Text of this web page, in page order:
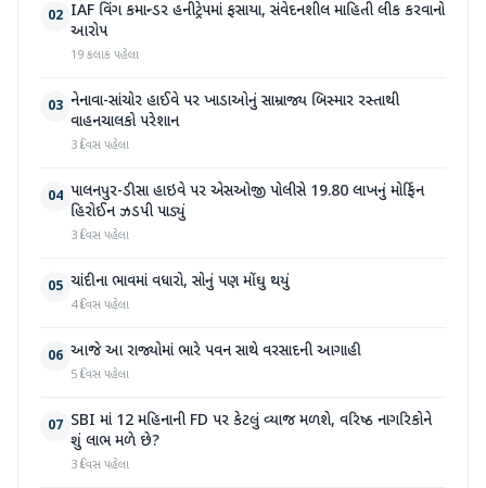
02 IAF વિંગ કમાન્ડર હનીટ્રેપમાં ફસાયા, સંવેદનશીલ માહિતી લીક કરવાનો
આરોપ
19 કલાક પહેલા
03 નેનાવા-સાંચોર હાઈવે પર ખાડાઓનું સામ્રાજ્ય બિસ્માર રસ્તાથી
વાહનચાલકો પરેશાન
3 દિવસ પહેલા
04 પાલનપુર-ડીસા હાઇવે પર એસઓજી પોલીસે 19.80 લાખનું મોર્ફિન
હિરોઈન ઝડપી પાડ્યું
3 દિવસ પહેલા
05 ચાંદીના ભાવમાં વધારો, સોનું પણ મોંઘુ થયું
4 દિવસ પહેલા
06 આજે આ રાજ્યોમાં ભારે પવન સાથે વરસાદની આગાહી
5 દિવસ પહેલા
07 SBI માં 12 મહિનાની FD પર કેટલું વ્યાજ મળશે, વરિષ્ઠ નાગરિકોને
શું લાભ મળે છે?
3 દિવસ પહેલા